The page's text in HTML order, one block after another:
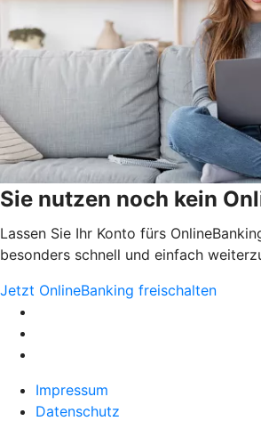
Sie nutzen noch kein
Lassen Sie Ihr Konto fürs
besonders schnell und einfach
Jetzt OnlineBanking freischalten
Impressum
Datenschutz